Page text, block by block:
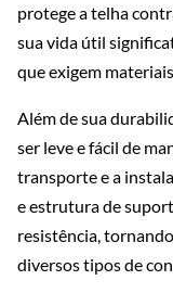
protege a telha
sua vida útil
que exigem
Além de sua
ser leve e fácil de
transporte e a
e estrutura de
resistência,
diversos tipos de